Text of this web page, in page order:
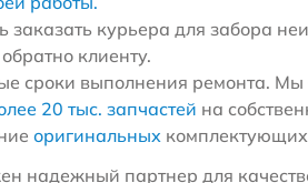
заказать курьера для забора
клиенту.
сроки выполнения ремонта. Мы
20 тыс. запчастей на
оригинальных
надежный партнер для